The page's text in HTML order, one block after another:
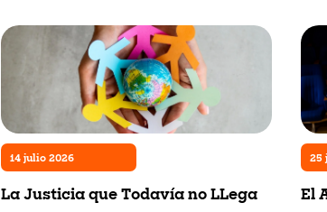
14 julio 2026
La Justicia que Todavía no LLega
25
El